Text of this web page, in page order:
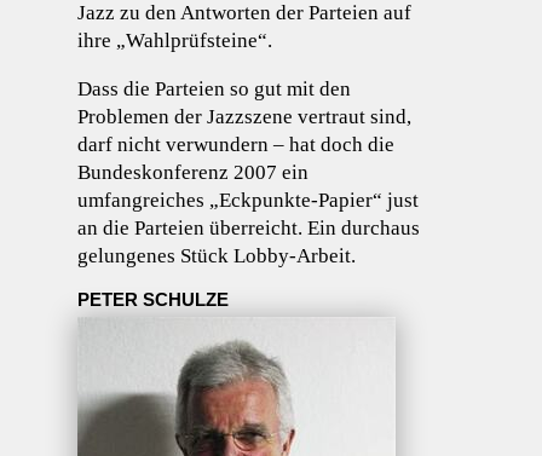
Jazz zu den Antworten der Parteien auf
ihre „Wahlprüfsteine“.
Dass die Parteien so gut mit den
Problemen der Jazzszene vertraut sind,
darf nicht verwundern – hat doch die
Bundeskonferenz 2007 ein
umfangreiches „Eckpunkte-Papier“ just
an die Parteien überreicht. Ein durchaus
gelungenes Stück Lobby-Arbeit.
PETER SCHULZE